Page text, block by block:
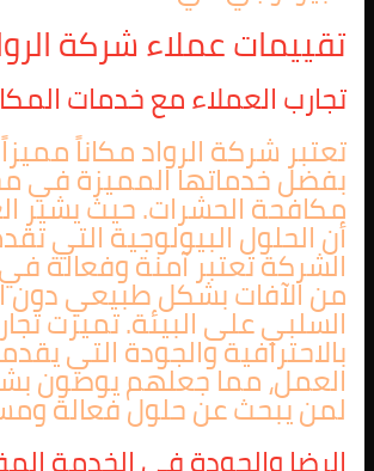
تقييمات عملاء شركة
تجارب العملاء مع خدمات
تعتبر شركة الرواد مكاناً
بفضل خدماتها المميزة في
مكافحة الحشرات. حيث يشير
أن الحلول البيولوجية التي
الشركة تعتبر آمنة وفعالة
من الآفات بشكل طبيعي دون
السلبي على البيئة. تميزت
بالاحترافية والجودة التي
العمل، مما جعلهم يوصون
لمن يبحث عن حلول فعالة